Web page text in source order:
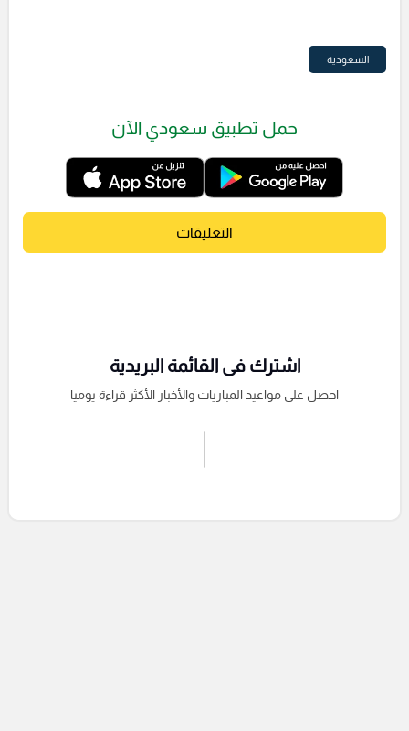
السعودية
حمل تطبيق سعودي الآن
التعليقات
اشترك فى القائمة البريدية
احصل على مواعيد المباريات والأخبار الأكثر قراءة يوميا